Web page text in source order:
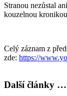
Stranou nezůstal
kouzelnou
Celý záznam z
zde: https://
Další články …